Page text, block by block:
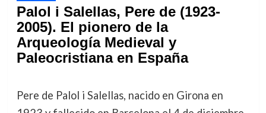
Palol i Salellas, Pere de (1923-
2005). El pionero de la
Arqueología Medieval y
Paleocristiana en España
Pere de Palol i Salellas, nacido en Girona en